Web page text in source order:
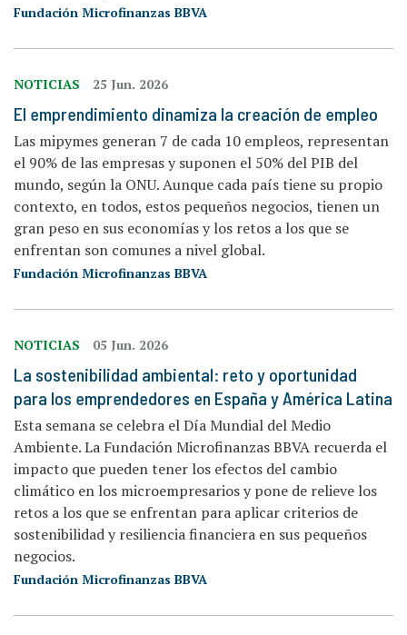
Fundación Microfinanzas BBVA
NOTICIAS 25 Jun. 2026
El emprendimiento dinamiza la creación de empleo
Las mipymes generan 7 de cada 10 empleos, representan
el 90% de las empresas y suponen el 50% del PIB del
mundo, según la ONU. Aunque cada país tiene su propio
contexto, en todos, estos pequeños negocios, tienen un
gran peso en sus economías y los retos a los que se
enfrentan son comunes a nivel global.
Fundación Microfinanzas BBVA
NOTICIAS 05 Jun. 2026
La sostenibilidad ambiental: reto y oportunidad
para los emprendedores en España y América Latina
Esta semana se celebra el Día Mundial del Medio
Ambiente. La Fundación Microfinanzas BBVA recuerda el
impacto que pueden tener los efectos del cambio
climático en los microempresarios y pone de relieve los
retos a los que se enfrentan para aplicar criterios de
sostenibilidad y resiliencia financiera en sus pequeños
negocios.
Fundación Microfinanzas BBVA